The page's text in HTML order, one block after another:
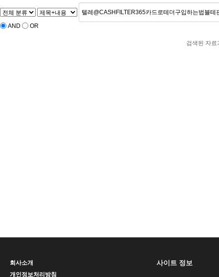
AND OR
검색된 자료
회사소개
개인정보처리방침
사이트 정보